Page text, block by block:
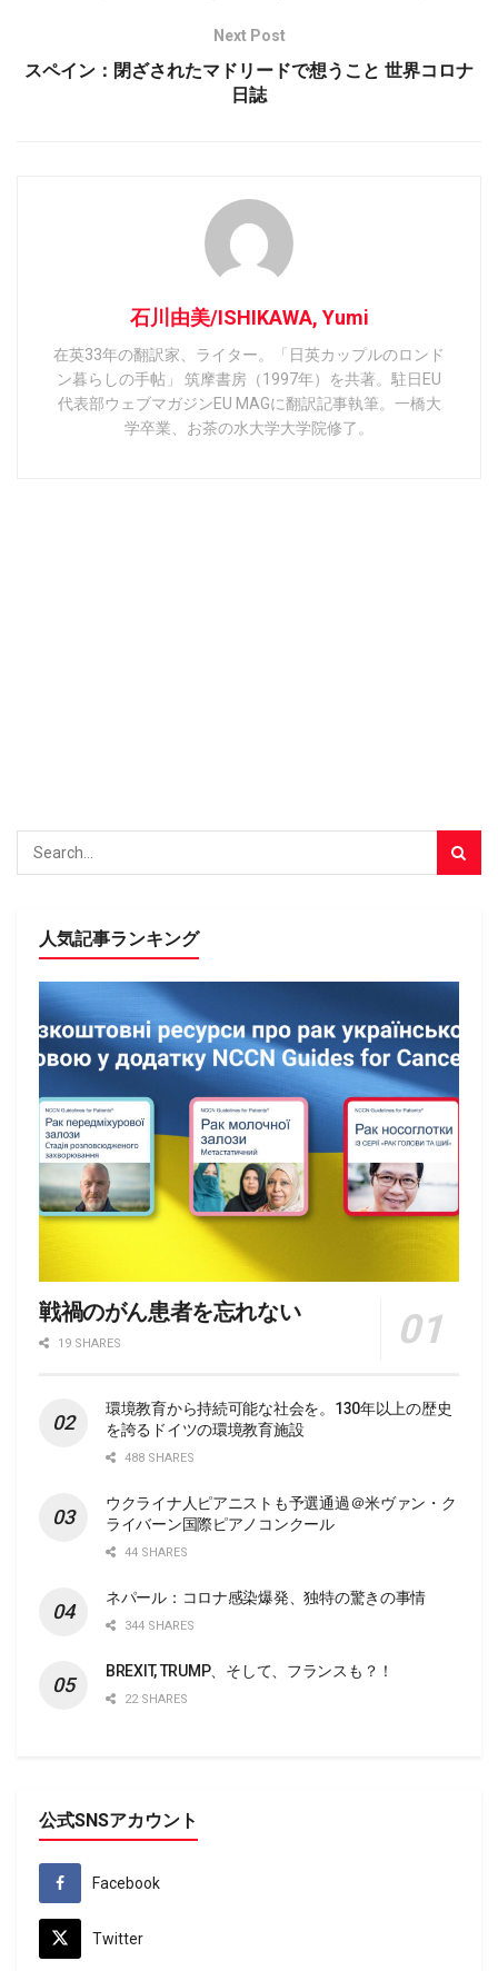
Next Post
スペイン：閉ざされたマドリードで想うこと 世界コロナ
日誌
石川由美/ISHIKAWA, Yumi
在英33年の翻訳家、ライター。「日英カップルのロンド
ン暮らしの手帖」 筑摩書房（1997年）を共著。駐日EU
代表部ウェブマガジンEU MAGに翻訳記事執筆。一橋大
学卒業、お茶の水大学大学院修了。
人気記事ランキング
戦禍のがん患者を忘れない
19 SHARES
環境教育から持続可能な社会を。130年以上の歴史
を誇るドイツの環境教育施設
488 SHARES
ウクライナ人ピアニストも予選通過＠米ヴァン・ク
ライバーン国際ピアノコンクール
44 SHARES
ネパール：コロナ感染爆発、独特の驚きの事情
344 SHARES
BREXIT, TRUMP、そして、フランスも？！
22 SHARES
公式SNSアカウント
Facebook
Twitter